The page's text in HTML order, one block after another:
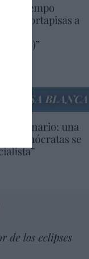
tiempo
y cortapisas a
LA CASA BLANCA
escenario: una
demócratas se
de los eclipses